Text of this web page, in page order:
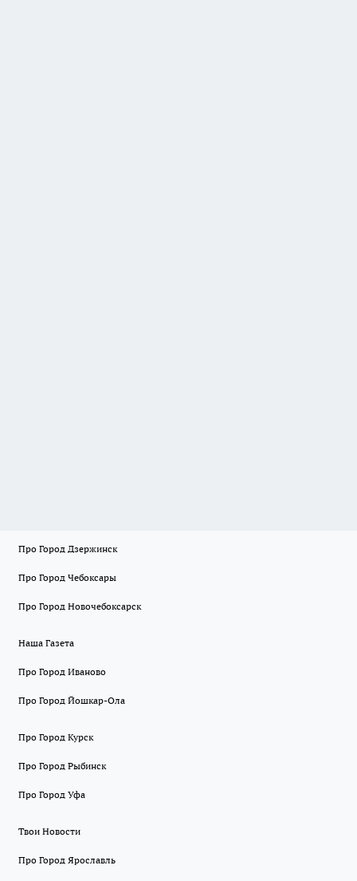
Про Город Дзержинск
Про Город Чебоксары
Про Город Новочебоксарск
Наша Газета
Про Город Иваново
Про Город Йошкар-Ола
Про Город Курск
Про Город Рыбинск
Про Город Уфа
Твои Новости
Про Город Ярославль